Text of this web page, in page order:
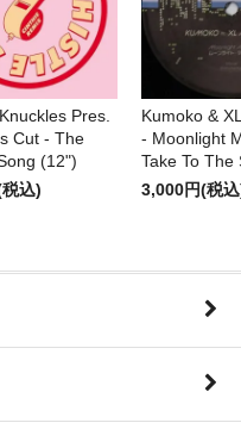
Pres.
Cut - The
(12")
込)
Kumoko &
- Moonlight
Take To The
3,000円(税